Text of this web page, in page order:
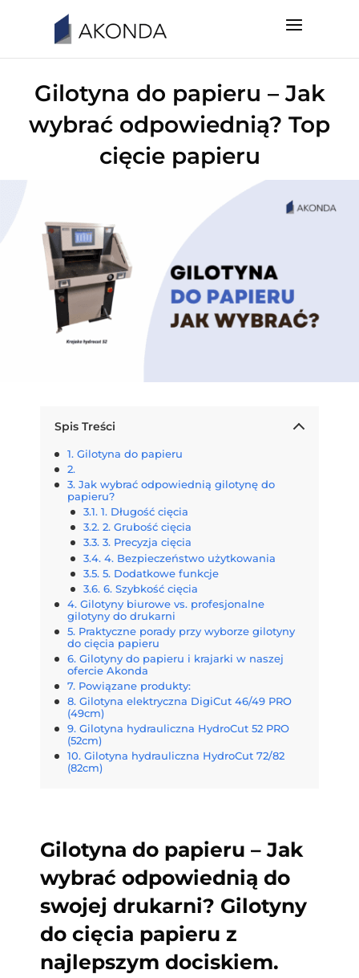
Gilotyna do papieru – Jak
wybrać odpowiednią? Top
cięcie papieru
Spis Treści
Gilotyna do papieru
Jak wybrać odpowiednią gilotynę do
papieru?
1. Długość cięcia
2. Grubość cięcia
3. Precyzja cięcia
4. Bezpieczeństwo użytkowania
5. Dodatkowe funkcje
6. Szybkość cięcia
Gilotyny biurowe vs. profesjonalne
gilotyny do drukarni
Praktyczne porady przy wyborze gilotyny
do cięcia papieru
Gilotyny do papieru i krajarki w naszej
ofercie Akonda
Powiązane produkty:
Gilotyna elektryczna DigiCut 46/49 PRO
(49cm)
Gilotyna hydrauliczna HydroCut 52 PRO
(52cm)
Gilotyna hydrauliczna HydroCut 72/82
(82cm)
Gilotyna do papieru – Jak
wybrać odpowiednią do
swojej drukarni? Gilotyny
do cięcia papieru z
najlepszym dociskiem.